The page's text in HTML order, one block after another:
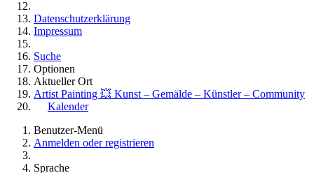
Datenschutzerklärung
Impressum
Suche
Optionen
Aktueller Ort
Artist Painting 💥 Kunst – Gemälde – Künstler – Community
Kalender
Benutzer-Menü
Anmelden oder registrieren
Sprache